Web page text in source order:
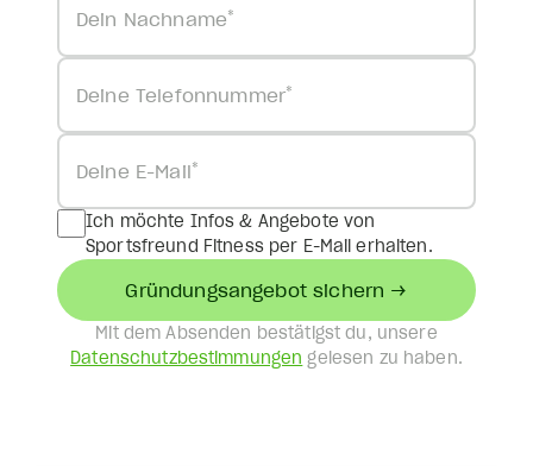
Dein Nachname*
Deine Telefonnummer*
Deine E-Mail*
Ich möchte Infos & Angebote von
Sportsfreund Fitness per E-Mail erhalten.
Gründungsangebot sichern →
Mit dem Absenden bestätigst du, unsere
Datenschutzbestimmungen gelesen zu haben.